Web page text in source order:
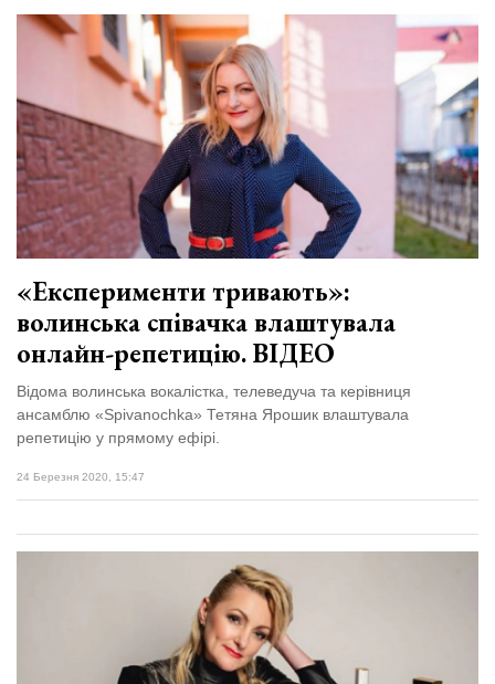
«Експерименти тривають»:
волинська співачка влаштувала
онлайн-репетицію. ВІДЕО
Відома волинська вокалістка, телеведуча та керівниця
ансамблю «Spivanochka» Тетяна Ярошик влаштувала
репетицію у прямому ефірі.
24 Березня 2020, 15:47